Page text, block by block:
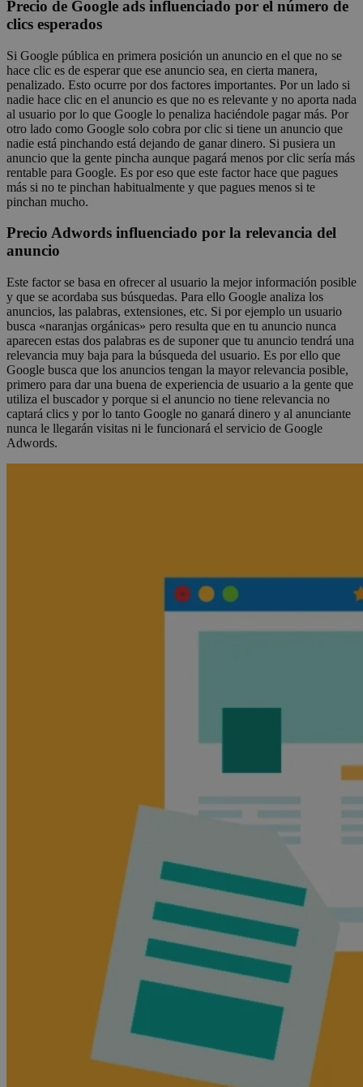
Precio de Google ads influenciado por el número de
clics esperados
Si Google pública en primera posición un anuncio en el que no se
hace clic es de esperar que ese anuncio sea, en cierta manera,
penalizado. Esto ocurre por dos factores importantes. Por un lado si
nadie hace clic en el anuncio es que no es relevante y no aporta nada
al usuario por lo que Google lo penaliza haciéndole pagar más. Por
otro lado como Google solo cobra por clic si tiene un anuncio que
nadie está pinchando está dejando de ganar dinero. Si pusiera un
anuncio que la gente pincha aunque pagará menos por clic sería más
rentable para Google. Es por eso que este factor hace que pagues
más si no te pinchan habitualmente y que pagues menos si te
pinchan mucho.
Precio Adwords influenciado por la relevancia del
anuncio
Este factor se basa en ofrecer al usuario la mejor información posible
y que se acordaba sus búsquedas. Para ello Google analiza los
anuncios, las palabras, extensiones, etc. Si por ejemplo un usuario
busca «naranjas orgánicas» pero resulta que en tu anuncio nunca
aparecen estas dos palabras es de suponer que tu anuncio tendrá una
relevancia muy baja para la búsqueda del usuario. Es por ello que
Google busca que los anuncios tengan la mayor relevancia posible,
primero para dar una buena de experiencia de usuario a la gente que
utiliza el buscador y porque si el anuncio no tiene relevancia no
captará clics y por lo tanto Google no ganará dinero y al anunciante
nunca le llegarán visitas ni le funcionará el servicio de Google
Adwords.